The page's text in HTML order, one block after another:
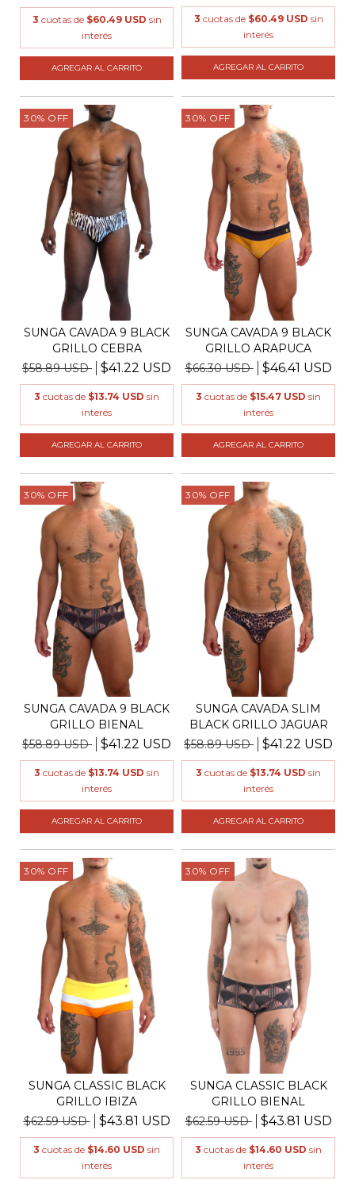
3 cuotas de $60.49 USD sin
interés
AGREGAR AL CARRITO
3 cuotas de $60.49 USD sin
interés
AGREGAR AL CARRITO
30% OFF
SUNGA CAVADA 9 BLACK
GRILLO CEBRA
$58.89 USD
$41.22 USD
3 cuotas de $13.74 USD sin
interés
AGREGAR AL CARRITO
30% OFF
SUNGA CAVADA 9 BLACK
GRILLO ARAPUCA
$66.30 USD
$46.41 USD
3 cuotas de $15.47 USD sin
interés
AGREGAR AL CARRITO
30% OFF
SUNGA CAVADA 9 BLACK
GRILLO BIENAL
$58.89 USD
$41.22 USD
3 cuotas de $13.74 USD sin
interés
AGREGAR AL CARRITO
30% OFF
SUNGA CAVADA SLIM
BLACK GRILLO JAGUAR
$58.89 USD
$41.22 USD
3 cuotas de $13.74 USD sin
interés
AGREGAR AL CARRITO
30% OFF
SUNGA CLASSIC BLACK
GRILLO IBIZA
$62.59 USD
$43.81 USD
3 cuotas de $14.60 USD sin
interés
30% OFF
SUNGA CLASSIC BLACK
GRILLO BIENAL
$62.59 USD
$43.81 USD
3 cuotas de $14.60 USD sin
interés